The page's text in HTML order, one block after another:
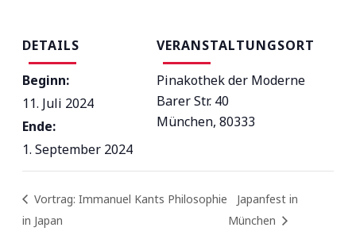
DETAILS
Beginn:
11. Juli 2024
Ende:
1. September 2024
VERANSTALTUNGSORT
Pinakothek der Moderne
Barer Str. 40
München, 80333
Vortrag: Immanuel Kants Philosophie
in Japan
Japanfest in
München